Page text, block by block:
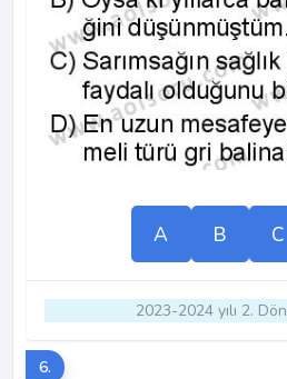
A B C
2023-2024 yılı 2.
6.